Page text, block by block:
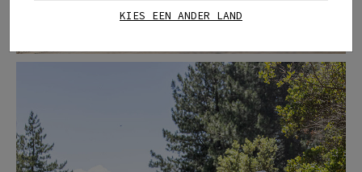
KIES EEN ANDER LAND